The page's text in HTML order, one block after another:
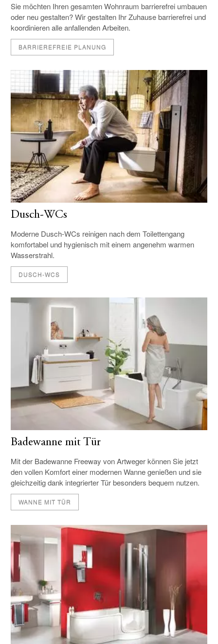
Sie möchten Ihren gesamten Wohnraum barrierefrei umbauen
oder neu gestalten? Wir gestalten Ihr Zuhause barrierefrei und
koordinieren alle anfallenden Arbeiten.
BARRIEREFREIE PLANUNG
Dusch-WCs
Moderne Dusch-WCs reinigen nach dem Toilettengang
komfortabel und hygienisch mit einem angenehm warmen
Wasserstrahl.
DUSCH-WCS
Badewanne mit Tür
Mit der Badewanne Freeway von Artweger können Sie jetzt
den vollen Komfort einer modernen Wanne genießen und sie
gleichzeitig dank integrierter Tür besonders bequem nutzen.
WANNE MIT TÜR